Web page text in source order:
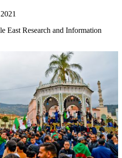
East Research and Information